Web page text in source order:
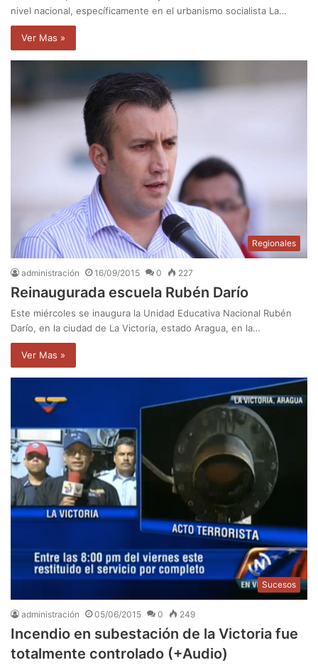
nivel nacional, específicamente en el urbanismo socialista La…
Ver Mas »
Regionales
administración 16/09/2015 0 227
Reinaugurada escuela Rubén Darío
Este miércoles se inaugura la Unidad Educativa Nacional Rubén
Darío, en la ciudad de La Victoria, estado Aragua, en la…
Ver Mas »
Sucesos
administración 05/06/2015 0 249
Incendio en subestación de la Victoria fue
totalmente controlado (+Audio)